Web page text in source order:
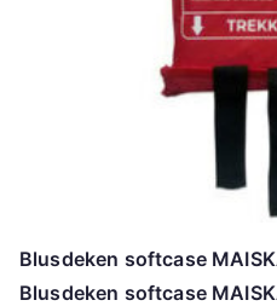
Blusdeken softcase
Blusdeken softcase